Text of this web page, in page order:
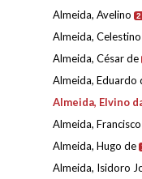
Almeida, Avelino 2
Almeida,
Almeida, César de
Almeida, Eduardo
Almeida, Elvino
Almeida,
Almeida, Hugo de
Almeida, Isidoro